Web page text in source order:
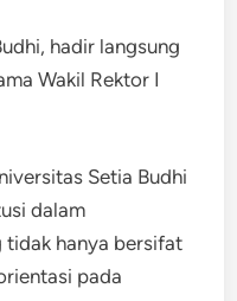
hadir langsung
Wakil Rektor I
Setia Budhi
dalam
tidak hanya bersifat
pada